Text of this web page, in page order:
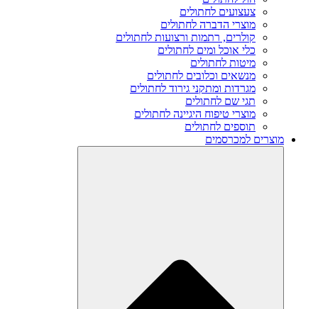
צעצועים לחתולים
מוצרי הדברה לחתולים
קולרים, רתמות ורצועות לחתולים
כלי אוכל ומים לחתולים
מיטות לחתולים
מנשאים וכלובים לחתולים
מגרדות ומתקני גירוד לחתולים
תגי שם לחתולים
מוצרי טיפוח היגיינה לחתולים
תוספים לחתולים
מוצרים למכרסמים